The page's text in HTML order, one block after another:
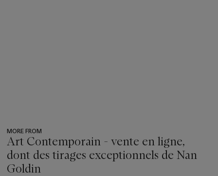
MORE FROM
Art Contemporain - vente en ligne,
dont des tirages exceptionnels de Nan
Goldin